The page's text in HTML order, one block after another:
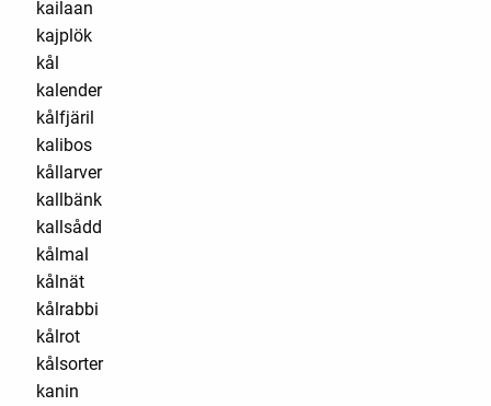
kailaan
kajplök
kål
kalender
kålfjäril
kalibos
kållarver
kallbänk
kallsådd
kålmal
kålnät
kålrabbi
kålrot
kålsorter
kanin